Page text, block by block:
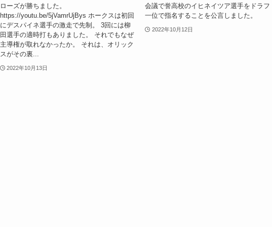
ローズが勝ちました。
https://youtu.be/5jVamrUjBys ホークスは初回
にデスパイネ選手の激走で先制。 3回には柳
田選手の適時打もありました。 それでもなぜ
主導権が取れなかったか。 それは、オリック
スがその裏...
2022年10月13日
会議で誉高校のイヒネイツア選手をドラフ
一位で指名することを公言しました。
2022年10月12日